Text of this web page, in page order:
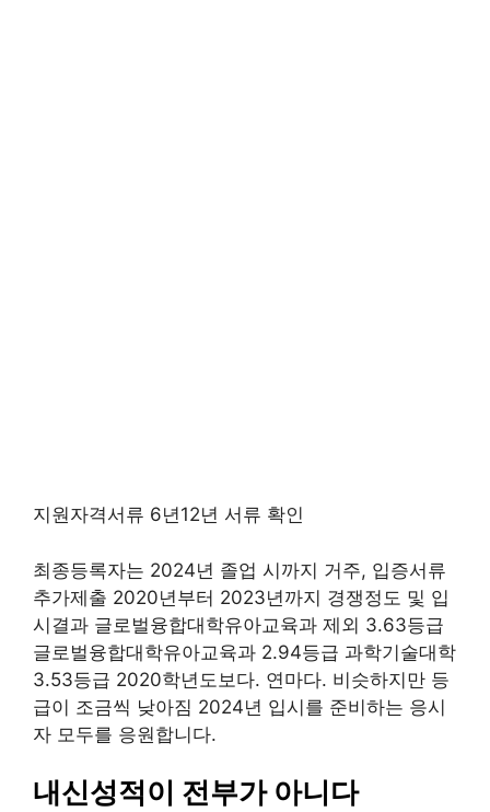
지원자격서류 6년12년 서류 확인
최종등록자는 2024년 졸업 시까지 거주, 입증서류
추가제출 2020년부터 2023년까지 경쟁정도 및 입
시결과 글로벌융합대학유아교육과 제외 3.63등급
글로벌융합대학유아교육과 2.94등급 과학기술대학
3.53등급 2020학년도보다. 연마다. 비슷하지만 등
급이 조금씩 낮아짐 2024년 입시를 준비하는 응시
자 모두를 응원합니다.
내신성적이 전부가 아니다